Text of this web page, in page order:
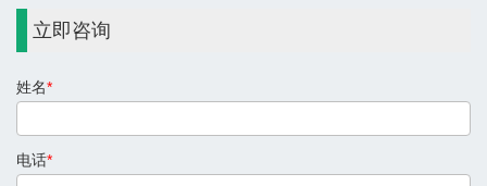
立即咨询
姓名*
电话*